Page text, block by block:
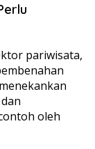
pariwisata,
oleh